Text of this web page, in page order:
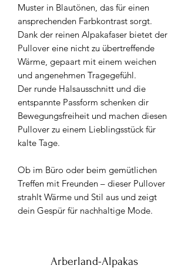
Muster in Blautönen, das für einen
ansprechenden Farbkontrast sorgt.
Dank der reinen Alpakafaser bietet der
Pullover eine nicht zu übertreffende
Wärme, gepaart mit einem weichen
und angenehmen Tragegefühl.
Der runde Halsausschnitt und die
entspannte Passform schenken dir
Bewegungsfreiheit und machen diesen
Pullover zu einem Lieblingsstück für
kalte Tage.
Ob im Büro oder beim gemütlichen
Treffen mit Freunden – dieser Pullover
strahlt Wärme und Stil aus und zeigt
dein Gespür für nachhaltige Mode.
Arberland-Alpakas